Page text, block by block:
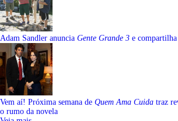
Adam Sandler anuncia Gente Grande 3 e
Vem aí! Próxima semana de Quem Ama Cuida traz
o rumo da novela